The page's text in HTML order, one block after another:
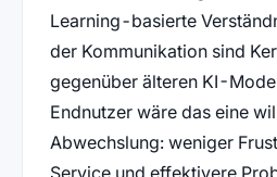
Learning-basierte
der Kommunikation sind
gegenüber älteren KI-
Endnutzer wäre das eine
Abwechslung: weniger